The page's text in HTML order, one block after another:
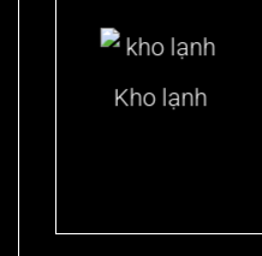
Kho lạnh